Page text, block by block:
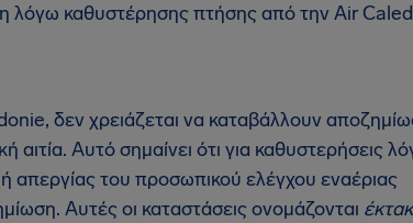
λόγω καθυστέρησης πτήσης από την Air
δεν χρειάζεται να καταβάλλουν
αιτία. Αυτό σημαίνει ότι για καθυστερήσεις
απεργίας του προσωπικού ελέγχου εναέριας
Αυτές οι καταστάσεις ονομάζονται